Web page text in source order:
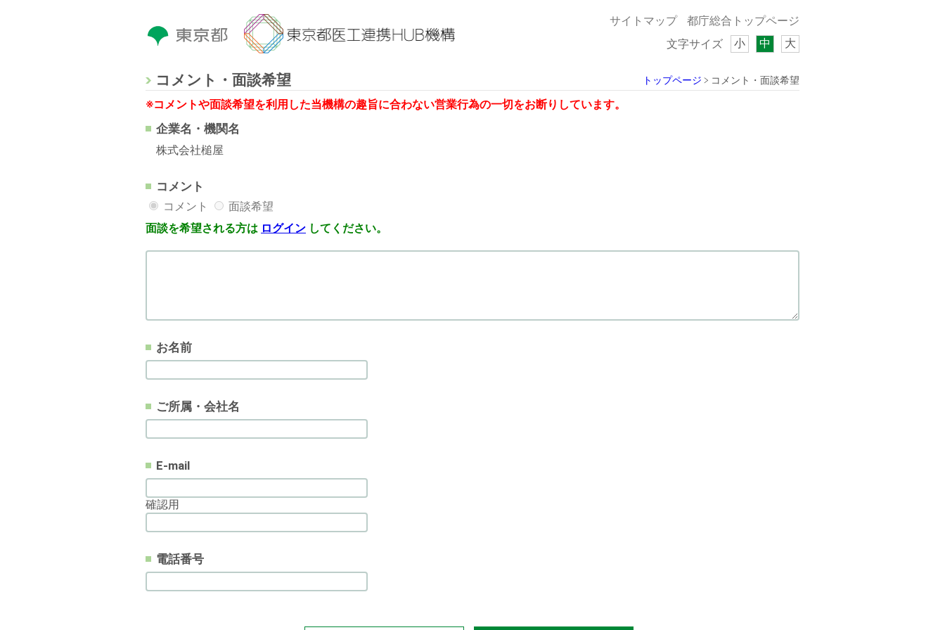
サイトマップ
都庁総合トップページ
文字サイズ
小 中 大
コメント・面談希望 トップページ コメント・面談希望
※コメントや面談希望を利用した当機構の趣旨に合わない営業行為の一切をお断りしています。
企業名・機関名
株式会社槌屋
コメント
コメント
面談希望
面談を希望される方は ログイン してください。
お名前
ご所属・会社名
E-mail
確認用
電話番号